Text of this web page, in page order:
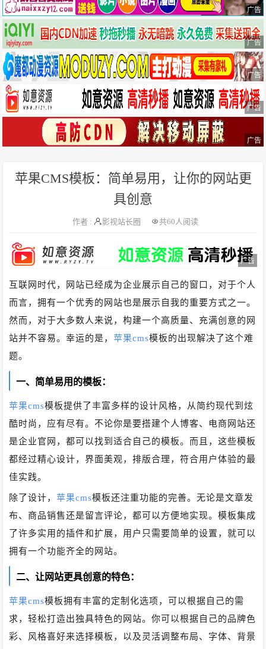
广告
广告
广告
广告
广告
苹果CMS模板：简单易用，让你的网站更
具创意
作者 : 影视站长圈 共60人阅读
广告
互联网时代，网站已经成为企业展示自己的窗口，对于个人
而言，拥有一个优秀的网站也是展示自我的重要方式之一。
然而，对于大多数人来说，构建一个高质量、充满创意的网
站并不容易。幸运的是，苹果cms模板的出现解决了这个难
题。
一、简单易用的模板：
苹果cms模板提供了丰富多样的设计风格，从简约现代到炫
酷时尚，应有尽有。不论你是要搭建个人博客、电商网站还
是企业官网，都可以找到适合自己的模板。而且，这些模板
都经过精心设计，界面美观，排版合理，符合用户体验的最
佳实践。
除了设计，苹果cms模板还注重功能的完善。无论是文章发
布、商品销售还是留言评论，都可以方便地实现。模板集成
了许多实用的插件和扩展，用户只需要简单的设置，就可以
拥有一个功能齐全的网站。
二、让网站更具创意的特色：
苹果cms模板拥有丰富的定制化选项，可以根据自己的需
求，轻松打造出独具特色的网站。你可以根据自己的品牌色
彩、风格喜好来选择模板，以及灵活调整布局、字体、背景